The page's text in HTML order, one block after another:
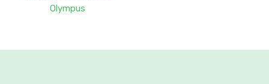
Olympus